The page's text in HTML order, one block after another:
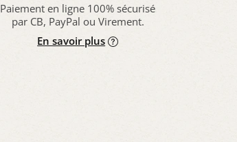
Paiement en ligne 100% sécurisé
par CB, PayPal ou Virement.
En savoir plus